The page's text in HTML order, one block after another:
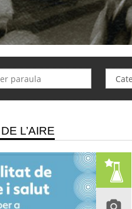
L’AIRE